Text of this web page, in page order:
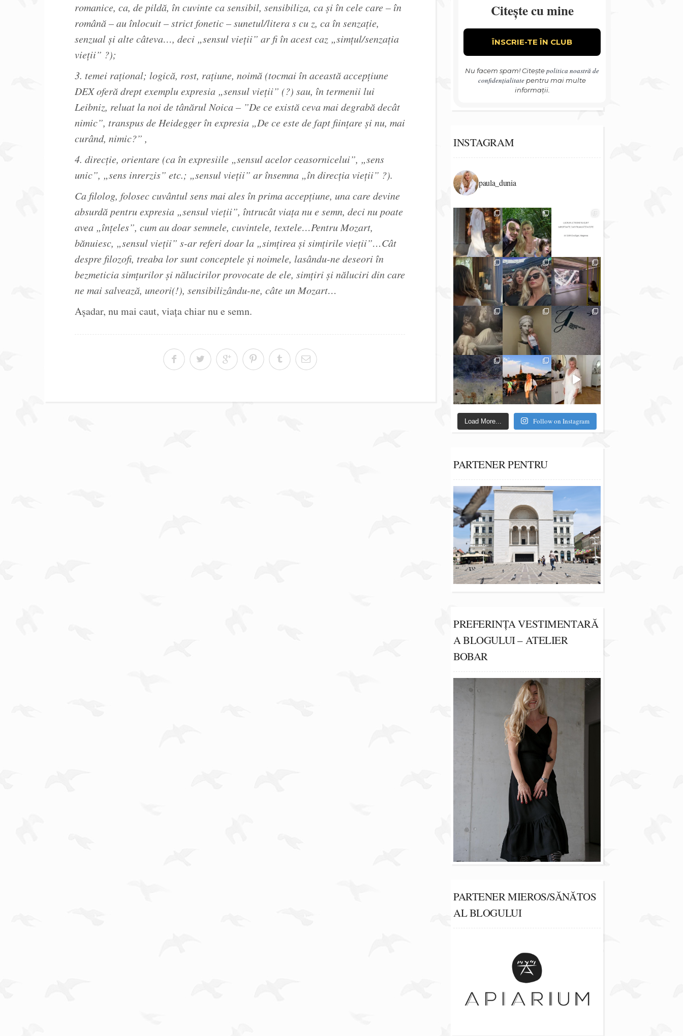
romanice, ca, de pildă, în cuvinte ca sensibil, sensibiliza, ca și în cele care – în
română – au înlocuit – strict fonetic – sunetul/litera s cu z, ca în senzație,
senzual și alte câteva…, deci „sensul vieții” ar fi în acest caz „simțul/senzația
vieții” ?);
3. temei rațional; logică, rost, rațiune, noimă (tocmai în această accepțiune
DEX oferă drept exemplu expresia „sensul vieții” (?) sau, în termenii lui
Leibniz, reluat la noi de tânărul Noica – ”De ce există ceva mai degrabă decât
nimic”, transpus de Heidegger în expresia „De ce este de fapt fiinţare şi nu, mai
curând, nimic?” ,
4. direcție, orientare (ca în expresiile „sensul acelor ceasornicelui”, „sens
unic”, „sens inrerzis” etc.; „sensul vieții” ar însemna „în direcția vieții” ?).
Ca filolog, folosec cuvântul sens mai ales în prima accepțiune, una care devine
absurdă pentru expresia „sensul vieții”, întrucât viața nu e semn, deci nu poate
avea „înțeles”, cum au doar semnele, cuvintele, textele…Pentru Mozart,
bănuiesc, „sensul vieții” s-ar referi doar la „simțirea și simțirile vieții”…Cât
despre filozofi, treaba lor sunt conceptele și noimele, lasându-ne deseori în
bezmeticia simțurilor și nălucirilor provocate de ele, simțiri și năluciri din care
ne mai salvează, uneori(!), sensibilizându-ne, câte un Mozart…
Așadar, nu mai caut, viața chiar nu e semn.
Citește cu mine
Nu facem spam! Citeștepolitica noastră de
confidențialitate pentru mai multe
informații.
INSTAGRAM
paula_dunia
Load More... Follow on Instagram
PARTENER PENTRU
PREFERINȚA VESTIMENTARĂ
A BLOGULUI – ATELIER
BOBAR
PARTENER MIEROS/SĂNĂTOS
AL BLOGULUI